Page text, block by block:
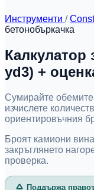
Инструменти /
бетонобъркачка
Калкулатор
yd3) +
Сумирайте
изчислете
ориентировъчния
Броят камиони
закръглянето
проверка.
Поддържа